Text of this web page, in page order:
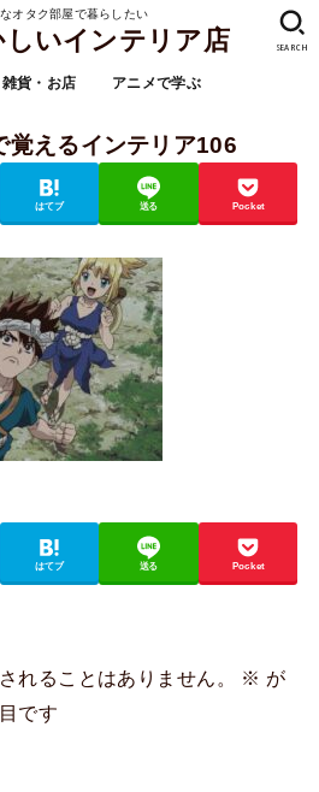
オタク部屋で暮らしたい
いインテリア店
貨・お店 アニメで学ぶ
SEARCH
覚えるインテリア106
はてブ 送る Pocket
はてブ 送る Pocket
れることはありません。 ※ が
です